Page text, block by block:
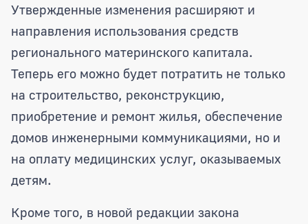
Утвержденные изменения расширяют и
направления использования средств
регионального материнского капитала.
Теперь его можно будет потратить не только
на строительство, реконструкцию,
приобретение и ремонт жилья, обеспечение
домов инженерными коммуникациями, но и
на оплату медицинских услуг, оказываемых
детям.
Кроме того, в новой редакции закона